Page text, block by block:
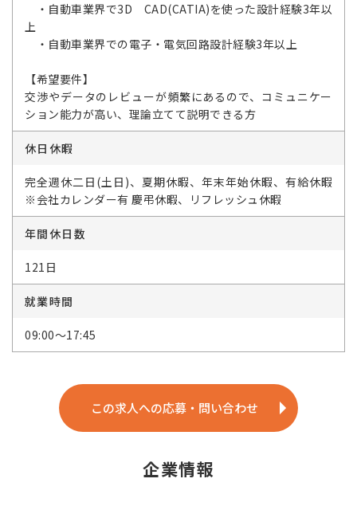
・自動車業界で3D CAD(CATIA)を使った設計経験3年以
上
・自動車業界での電子・電気回路設計経験3年以上
【希望要件】
交渉やデータのレビューが頻繁にあるので、コミュニケー
ション能力が高い、理論立てて説明できる方
休日休暇
完全週休二日(土日)、夏期休暇、年末年始休暇、有給休暇
※会社カレンダー有 慶弔休暇、リフレッシュ休暇
年間休日数
121日
就業時間
09:00～17:45
この求人への応募・問い合わせ
企業情報